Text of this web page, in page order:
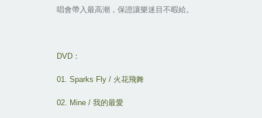
唱會帶入最高潮，保證讓樂迷目不暇給。
DVD：
01. Sparks Fly / 火花飛舞
02. Mine / 我的最愛